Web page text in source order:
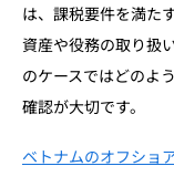
は、課税要件を満た
資産や役務の取り扱
のケースではどのよ
確認が大切です。
ベトナムのオフショ